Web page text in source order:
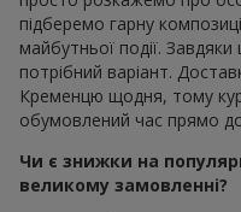
підберемо гарну
майбутньої події.
потрібний варіант.
Кременцю щодня, тому
обумовлений час прямо
Чи є знижки на
великому замовленні?